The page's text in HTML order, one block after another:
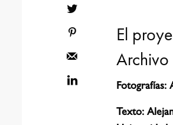
El
Texto: